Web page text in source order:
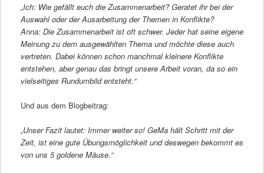
„Ich: Wie gefällt euch die Zusammenarbeit? Geratet ihr bei der
Auswahl oder der Ausarbeitung der Themen in Konflikte?
Anna: Die Zusammenarbeit ist oft schwer. Jeder hat seine eigene
Meinung zu dem ausgewählten Thema und möchte diese auch
vertreten. Dabei können schon manchmal kleinere Konflikte
entstehen, aber genau das bringt unsere Arbeit voran, da so ein
vielseitiges Rundumbild entsteht.“
Und aus dem Blogbeitrag:
„Unser Fazit lautet: Immer weiter so! GeMa hält Schritt mit der
Zeit, ist eine gute Übungsmöglichkeit und deswegen bekommt es
von uns 5 goldene Mäuse.“